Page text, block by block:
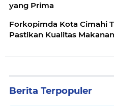
yang Prima
Forkopimda Kota Cimahi
Pastikan Kualitas
Berita Terpopuler